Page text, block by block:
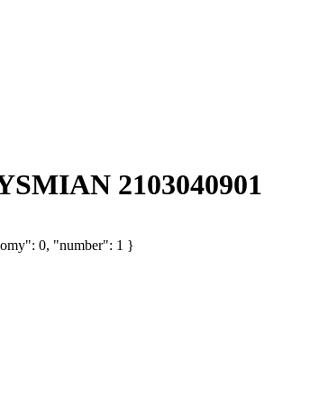
2103040901
0, "number": 1 }